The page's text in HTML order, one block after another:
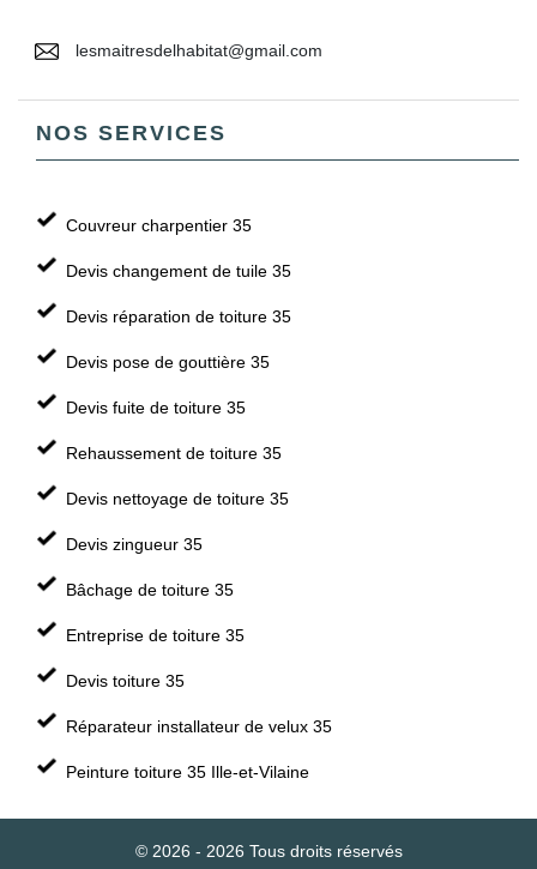
lesmaitresdelhabitat@gmail.com
NOS SERVICES
Couvreur charpentier 35
Devis changement de tuile 35
Devis réparation de toiture 35
Devis pose de gouttière 35
Devis fuite de toiture 35
Rehaussement de toiture 35
Devis nettoyage de toiture 35
Devis zingueur 35
Bâchage de toiture 35
Entreprise de toiture 35
Devis toiture 35
Réparateur installateur de velux 35
Peinture toiture 35 Ille-et-Vilaine
© 2026 - 2026 Tous droits réservés